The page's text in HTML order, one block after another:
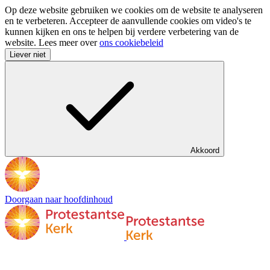
Op deze website gebruiken we cookies om de website te analyseren
en te verbeteren. Accepteer de aanvullende cookies om video's te
kunnen kijken en ons te helpen bij verdere verbetering van de
website. Lees meer overons cookiebeleid
Liever niet
Akkoord
Doorgaan naar hoofdinhoud